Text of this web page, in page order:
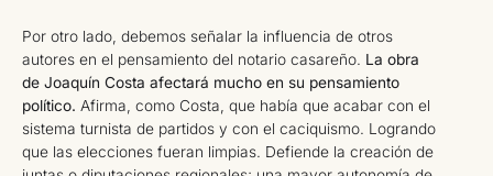
Por otro lado, debemos señalar la influencia de otros
autores en el pensamiento del notario casareño. La obra
de Joaquín Costa afectará mucho en su pensamiento
político. Afirma, como Costa, que había que acabar con el
sistema turnista de partidos y con el caciquismo. Logrando
que las elecciones fueran limpias. Defiende la creación de